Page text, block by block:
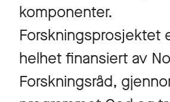
komponenter.
Forskningsprosjektet
helhet finansiert av
Forskningsråd,